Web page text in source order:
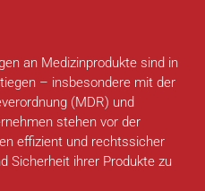
an Medizinprodukte sind in
– insbesondere mit der
(MDR) und
stehen vor der
effizient und rechtssicher
Sicherheit ihrer Produkte zu